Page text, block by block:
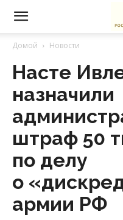
Домой Новости
Насте
назначили
штраф 50
по делу
о
армии РФ